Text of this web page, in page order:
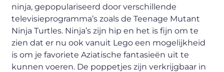
ninja, gepopulariseerd door verschillende
televisieprogramma’s zoals de Teenage Mutant
Ninja Turtles. Ninja’s zijn hip en het is fijn om te
zien dat er nu ook vanuit Lego een mogelijkheid
is om je favoriete Aziatische fantasieën uit te
kunnen voeren. De poppetjes zijn verkrijgbaar in